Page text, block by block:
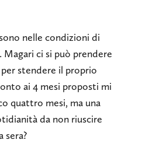
nelle condizioni di
ci si può prendere
stendere il proprio
ai 4 mesi proposti mi
quattro mesi, ma una
da non riuscire
sera?